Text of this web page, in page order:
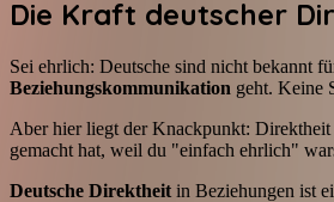
Die Kraft deutscher
Sei ehrlich: Deutsche sind nicht bekannt
Beziehungskommunikation geht. Keine
Aber hier liegt der Knackpunkt: Direktheit
gemacht hat, weil du "einfach ehrlich"
Deutsche Direktheit in Beziehungen ist